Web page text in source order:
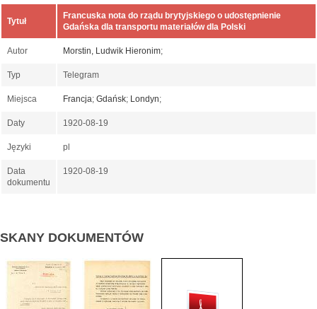
Tytuł
Francuska nota do rządu brytyjskiego o udostępnienie
Gdańska dla transportu materiałów dla Polski
Autor Morstin, Ludwik Hieronim;
Typ Telegram
Miejsca Francja; Gdańsk; Londyn;
Daty 1920-08-19
Języki pl
Data
dokumentu
1920-08-19
SKANY DOKUMENTÓW